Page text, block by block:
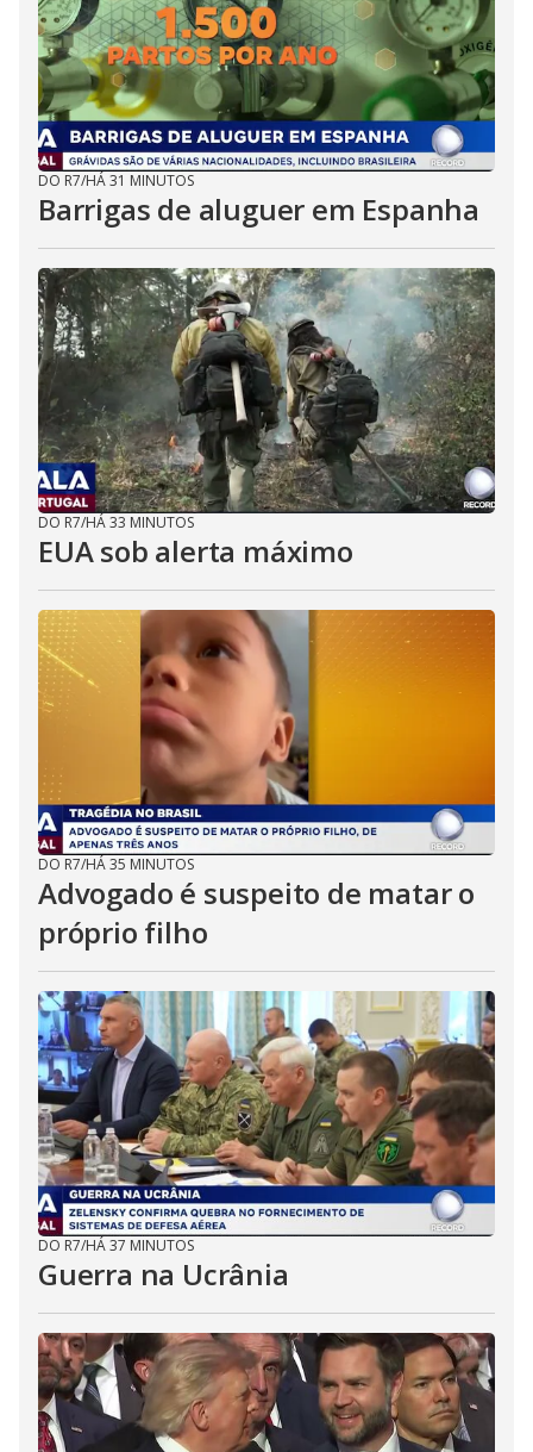
DO R7/HÁ 31 MINUTOS
Barrigas de aluguer em Espanha
DO R7/HÁ 33 MINUTOS
EUA sob alerta máximo
DO R7/HÁ 35 MINUTOS
Advogado é suspeito de matar o
próprio filho
DO R7/HÁ 37 MINUTOS
Guerra na Ucrânia